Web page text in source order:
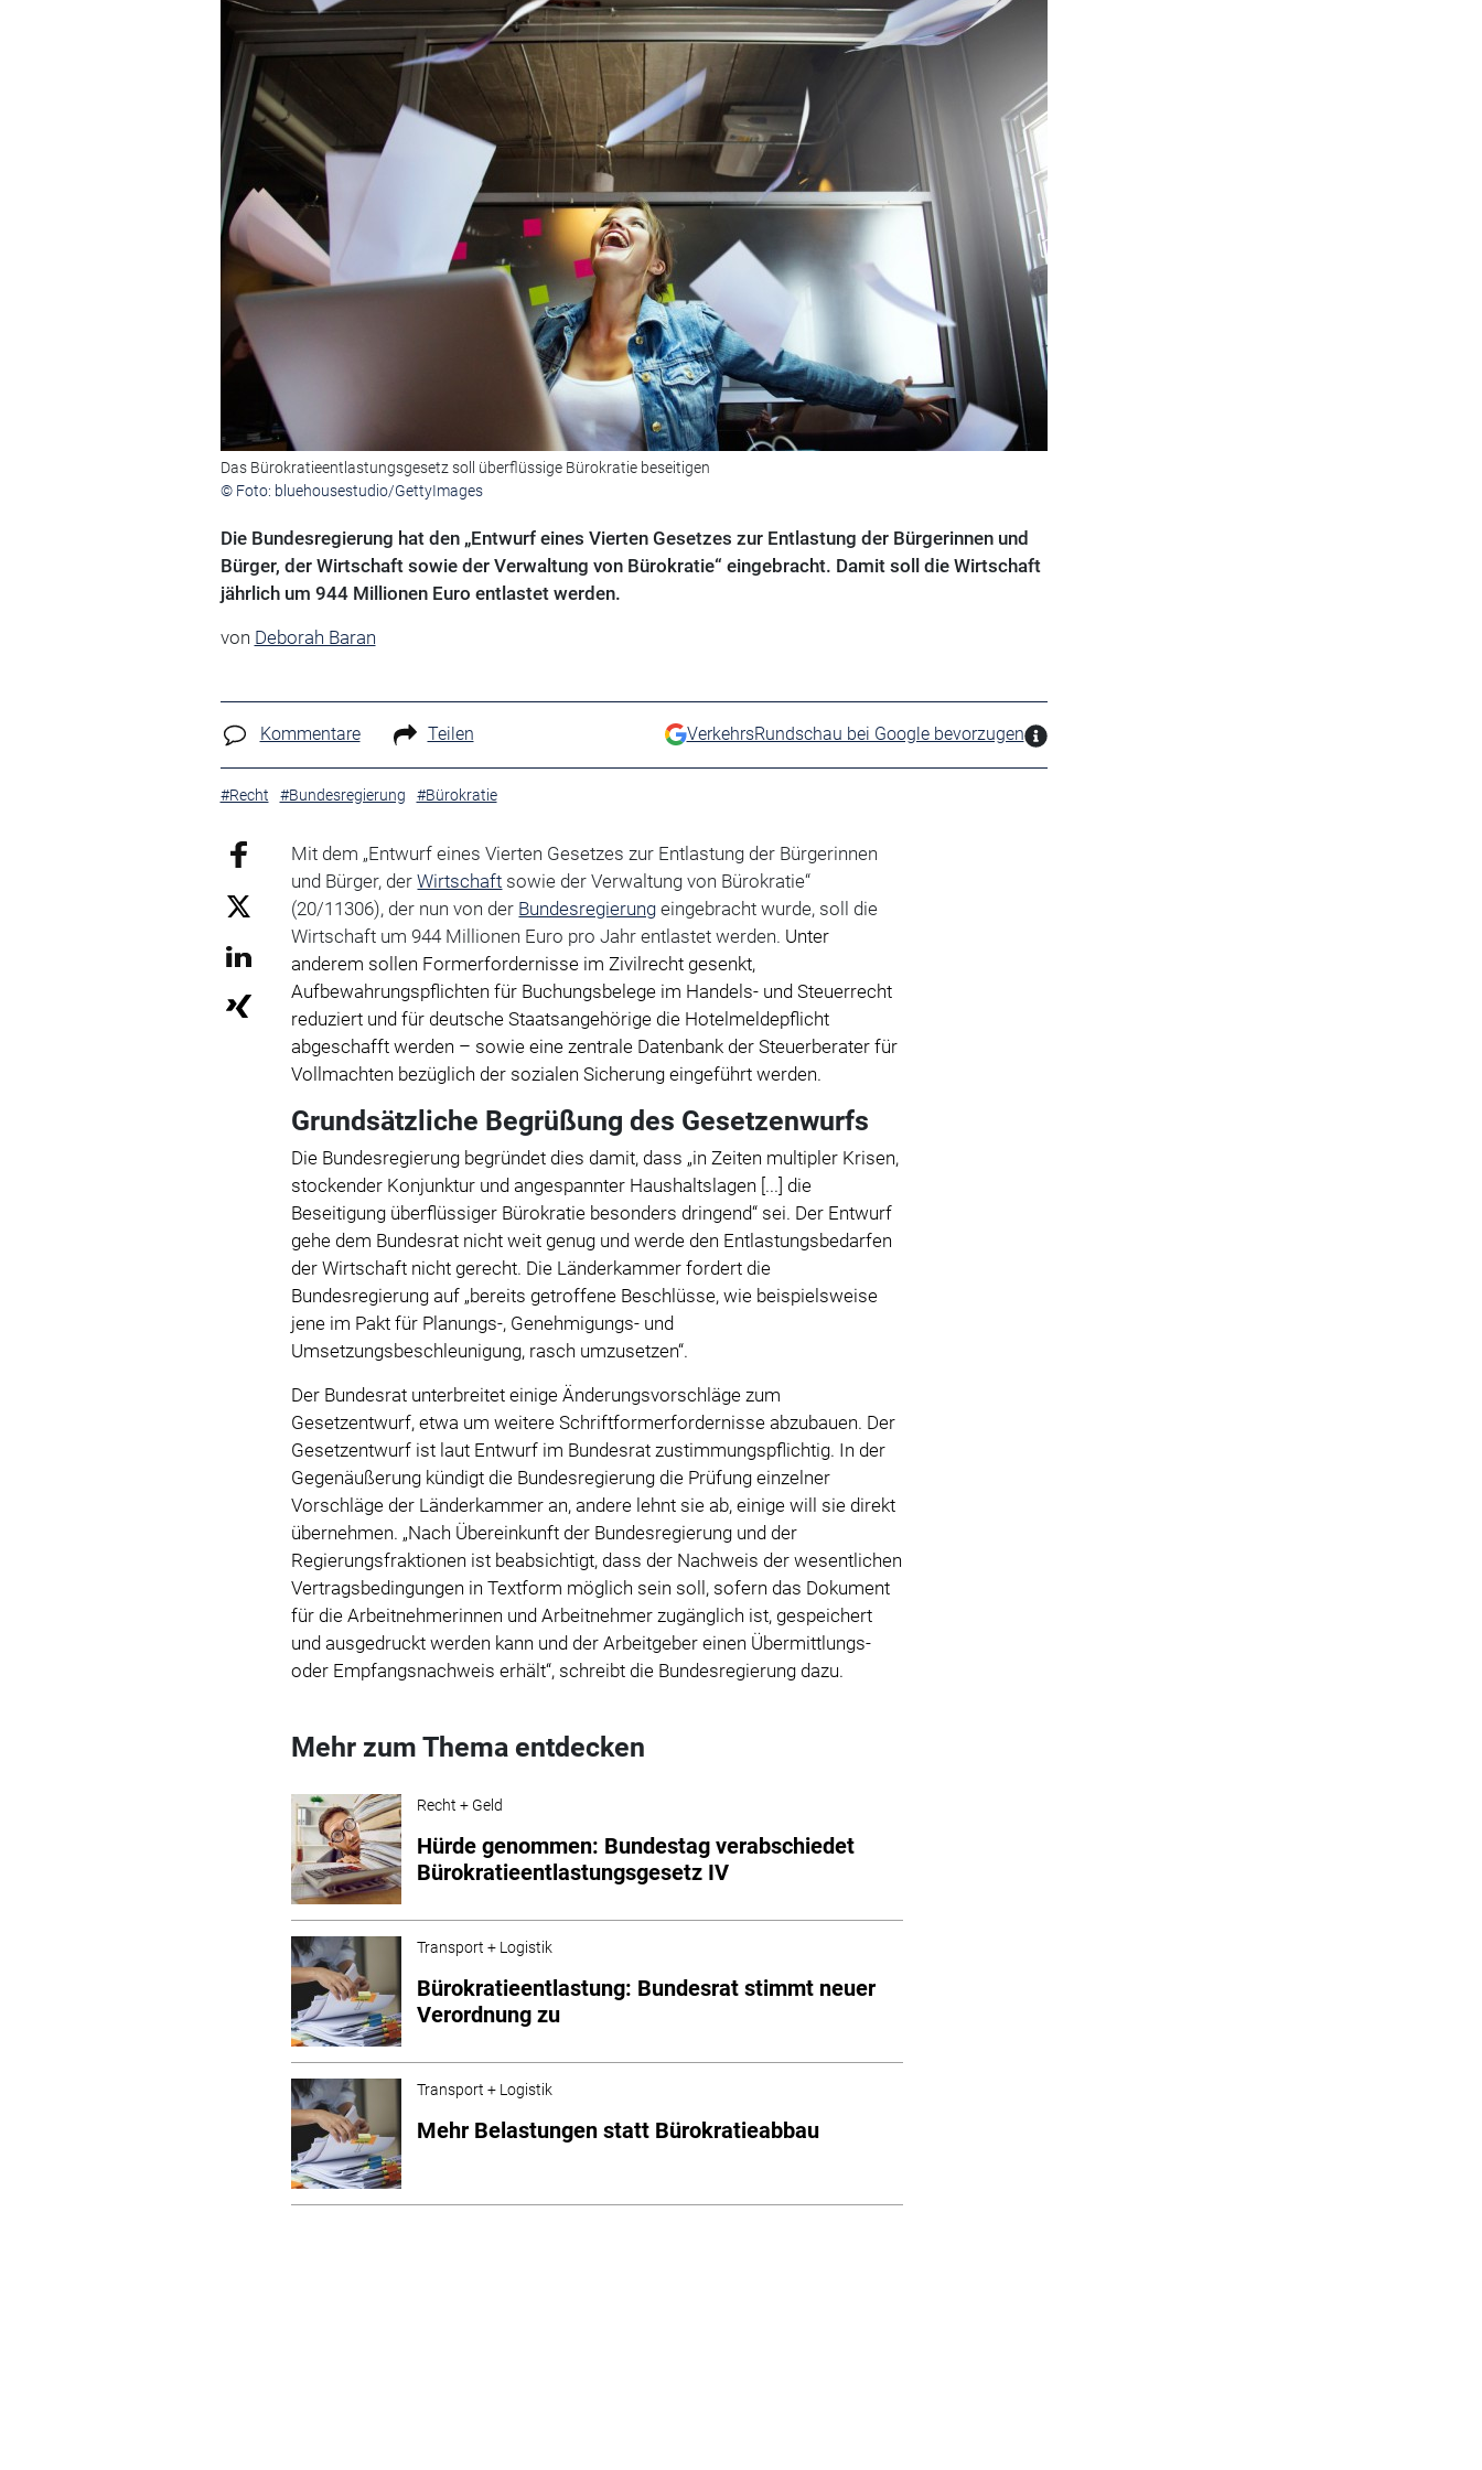
Das Bürokratieentlastungsgesetz soll überflüssige Bürokratie beseitigen
© Foto: bluehousestudio/GettyImages
Die Bundesregierung hat den „Entwurf eines Vierten Gesetzes zur Entlastung der Bürgerinnen und
Bürger, der Wirtschaft sowie der Verwaltung von Bürokratie“ eingebracht. Damit soll die Wirtschaft
jährlich um 944 Millionen Euro entlastet werden.
von Deborah Baran
Kommentare Teilen VerkehrsRundschau bei Google bevorzugen
#Recht #Bundesregierung #Bürokratie
Mit dem „Entwurf eines Vierten Gesetzes zur Entlastung der Bürgerinnen
und Bürger, derWirtschaft sowie der Verwaltung von Bürokratie“
(20/11306), der nun von der Bundesregierung eingebracht wurde, soll die
Wirtschaft um 944 Millionen Euro pro Jahr entlastet werden. Unter
anderem sollen Formerfordernisse im Zivilrecht gesenkt,
Aufbewahrungspflichten für Buchungsbelege im Handels- und Steuerrecht
reduziert und für deutsche Staatsangehörige die Hotelmeldepflicht
abgeschafft werden – sowie eine zentrale Datenbank der Steuerberater für
Vollmachten bezüglich der sozialen Sicherung eingeführt werden.
Grundsätzliche Begrüßung des Gesetzenwurfs
Die Bundesregierung begründet dies damit, dass „in Zeiten multipler Krisen,
stockender Konjunktur und angespannter Haushaltslagen [...] die
Beseitigung überflüssiger Bürokratie besonders dringend“ sei. Der Entwurf
gehe dem Bundesrat nicht weit genug und werde den Entlastungsbedarfen
der Wirtschaft nicht gerecht. Die Länderkammer fordert die
Bundesregierung auf „bereits getroffene Beschlüsse, wie beispielsweise
jene im Pakt für Planungs-, Genehmigungs- und
Umsetzungsbeschleunigung, rasch umzusetzen“.
Der Bundesrat unterbreitet einige Änderungsvorschläge zum
Gesetzentwurf, etwa um weitere Schriftformerfordernisse abzubauen. Der
Gesetzentwurf ist laut Entwurf im Bundesrat zustimmungspflichtig. In der
Gegenäußerung kündigt die Bundesregierung die Prüfung einzelner
Vorschläge der Länderkammer an, andere lehnt sie ab, einige will sie direkt
übernehmen. „Nach Übereinkunft der Bundesregierung und der
Regierungsfraktionen ist beabsichtigt, dass der Nachweis der wesentlichen
Vertragsbedingungen in Textform möglich sein soll, sofern das Dokument
für die Arbeitnehmerinnen und Arbeitnehmer zugänglich ist, gespeichert
und ausgedruckt werden kann und der Arbeitgeber einen Übermittlungs-
oder Empfangsnachweis erhält“, schreibt die Bundesregierung dazu.
Mehr zum Thema entdecken
Recht + Geld
Hürde genommen: Bundestag verabschiedet
Bürokratieentlastungsgesetz IV
Transport + Logistik
Bürokratieentlastung: Bundesrat stimmt neuer
Verordnung zu
Transport + Logistik
Mehr Belastungen statt Bürokratieabbau